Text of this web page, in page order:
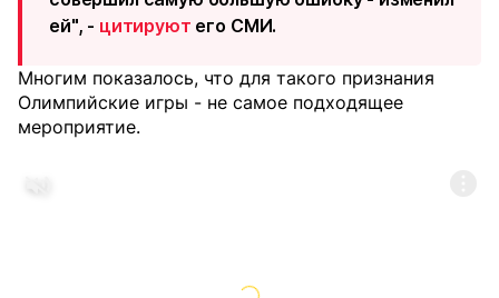
ей", - цитируют его СМИ.
Многим показалось, что для такого признания
Олимпийские игры - не самое подходящее
мероприятие.